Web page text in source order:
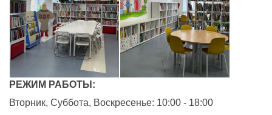
РЕЖИМ РАБОТЫ:
Вторник, Суббота, Воскресенье: 10:00 - 18:00